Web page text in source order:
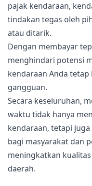
pajak kendaraan,
tindakan tegas oleh
atau ditarik.
Dengan membayar
menghindari potensi
kendaraan Anda
gangguan.
Secara keseluruhan,
waktu tidak hanya
kendaraan, tetapi
bagi masyarakat dan
meningkatkan
daerah.